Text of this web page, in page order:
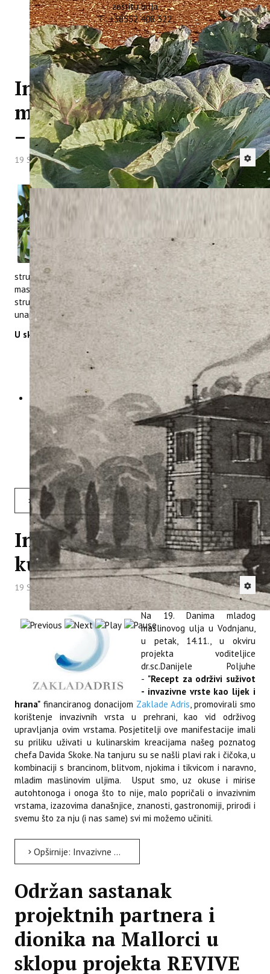
zaštitu bilja
T: +38552 408 322
Institut na Danima
mladog maslinovog ulja
– ISTRAVIRGIN 2025
19 Studeni 2025 Hitova: 989
Na 19. Danima mladog
ISTRAVIRGIN, 14. i 15.
studenog 2025., djelatnici
Instituta za poljoprivredu i
turizam sudjelovali su u
programu događanja kroz
stručna predavanja i vođenu degustaciju mladih istarskih
maslinovih ulja, čime su još jednom pridonijeli povezivanju
stručnjaka, proizvođača i šire javnosti u cilju zajedničkog
unapređenja maslinarskog sektora.
U sklopu manifestacije održana su sljedeća izlaganja:
"Interaktivna vođena degustacija istarskih mladih
maslinovih ulja", dr. sc. Karolina Brkić Bubola
"Tehnologija i/ili ekologija u maslinarstvu?", dr. sc.
Marin Krapac
"Smeđa mramorasta stjenica u maslinarstvu: biologija,
štete i mogućnosti suzbijanja", Mihaela Medved, mag.
ing. agr.
"Valorizacija nusproizvoda u maslinarstvu: iskustva i
primjeri iz CIRCOLIVE projekta", dr. sc. Karolina Brkić
Bubola i Iva Pastor, mag. nutr. clin.
Opširnije: Institut na Danima mladog maslinovog ulja – ISTRAVIRGIN 2025
Invazivne vrste kao nova
kulinarska inspiracija
19 Studeni 2025 Hitova: 937
Na 19. Danima mladog
maslinovog ulja u Vodnjanu,
u petak, 14.11., u okviru
projekta voditeljice
dr.sc.Danijele Poljuhe
- "Recept za održivi suživot
- invazivne vrste kao lijek i
hrana" financiranog donacijom Zaklade Adris, promovirali smo
korištenje invazivnih vrsta u prehrani, kao vid održivog
upravljanja ovim vrstama. Posjetitelji ove manifestacije imali
su priliku uživati u kulinarskim kreacijama našeg poznatog
chefa Davida Skoke. Na tanjuru su se našli plavi rak i čičoka, u
kombinaciji s brancinom, blitvom, njokima i tikvicom i naravno,
mladim maslinovim uljima. Usput smo, uz okuse i mirise
autohtonoga i onoga što to nije, malo popričali o invazivnim
vrstama, izazovima današnjice, znanosti, gastronomiji, prirodi i
svemu što za nju (i nas same) svi mi možemo učiniti.
Opširnije: Invazivne vrste kao nova kulinarska inspiracija
Održan sastanak
projektnih partnera i
dionika na Mallorci u
sklopu projekta REVIVE